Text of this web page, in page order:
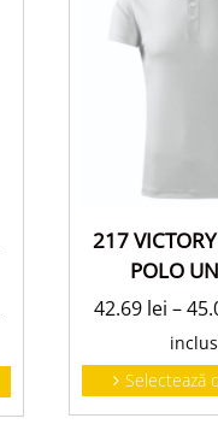
217
POLO
42.69 lei –
inclus
Selectează